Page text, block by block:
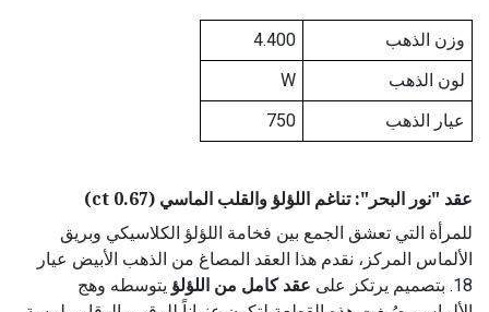
وزن الذهب
4.400
لون الذهب
W
عيار الذهب
750
عقد "نور البحر": تناغم اللؤلؤ والقلب الماسي (0.67 ct)
للمرأة التي تعشق الجمع بين فخامة اللؤلؤ الكلاسيكي وبريق
الألماس المركز، نقدم هذا العقد المصاغ من الذهب الأبيض عيار
18. بتصميم يرتكز على
عقد كامل من اللؤلؤ يتوسطه وهج